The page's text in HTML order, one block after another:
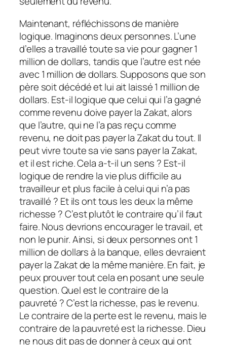
Maintenant, réfléchissons de manière
logique. Imaginons deux personnes. L’une
d’elles a travaillé toute sa vie pour gagner 1
million de dollars, tandis que l’autre est née
avec 1 million de dollars. Supposons que son
père soit décédé et lui ait laissé 1 million de
dollars. Est-il logique que celui qui l’a gagné
comme revenu doive payer la Zakat, alors
que l’autre, qui ne l’a pas reçu comme
revenu, ne doit pas payer la Zakat du tout. Il
peut vivre toute sa vie sans payer la Zakat,
et il est riche. Cela a-t-il un sens ? Est-il
logique de rendre la vie plus difficile au
travailleur et plus facile à celui qui n’a pas
travaillé ? Et ils ont tous les deux la même
richesse ? C’est plutôt le contraire qu’il faut
faire. Nous devrions encourager le travail, et
non le punir. Ainsi, si deux personnes ont 1
million de dollars à la banque, elles devraient
payer la Zakat de la même manière. En fait, je
peux prouver tout cela en posant une seule
question. Quel est le contraire de la
pauvreté ? C’est la richesse, pas le revenu.
Le contraire de la perte est le revenu, mais le
contraire de la pauvreté est la richesse. Dieu
ne nous dit pas de donner à ceux qui ont